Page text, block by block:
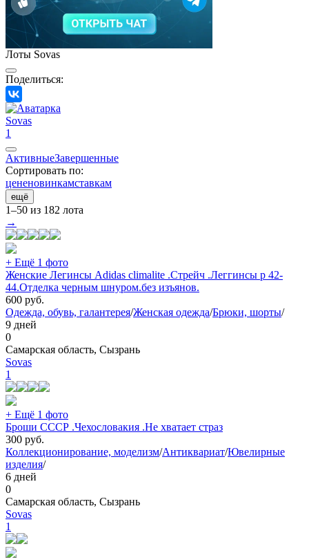
Лоты Sovas
Поделиться:
Sovas
1
АктивныеЗавершенные
Сортировать по:
цененовинкамставкам
ещё
1–50 из 182 лота
→
+ Ещё 1 фото
Женские Легинсы Adidas climalite .Стрейч .Леггинсы р 42-
44.Отделка черным шнуром.без изъянов.
600 руб.
Одежда, обувь, галантерея/Женская одежда/Брюки, шорты/
9 дней
0
Самарская область, Сызрань
Sovas
1
+ Ещё 1 фото
Броши СССР .Чехословакия .Не хватает страз
300 руб.
Коллекционирование, моделизм/Антиквариат/Ювелирные
изделия/
6 дней
0
Самарская область, Сызрань
Sovas
1